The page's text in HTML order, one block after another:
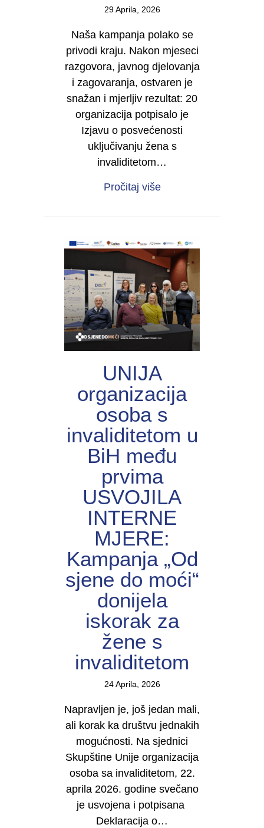
29 Aprila, 2026
Naša kampanja polako se
privodi kraju. Nakon mjeseci
razgovora, javnog djelovanja
i zagovaranja, ostvaren je
snažan i mjerljiv rezultat: 20
organizacija potpisalo je
Izjavu o posvećenosti
uključivanju žena s
invaliditetom…
Pročitaj višeabout Od sjene do
UNIJА
organizacija
osoba s
invaliditetom u
BiH među
prvima
USVOJILA
INTERNE
MJERE:
Kampanja „Od
sjene do moći“
donijela
iskorak za
žene s
invaliditetom
24 Aprila, 2026
Napravljen je, još jedan mali,
ali korak ka društvu jednakih
mogućnosti. Na sjednici
Skupštine Unije organizacija
osoba sa invaliditetom, 22.
aprila 2026. godine svečano
je usvojena i potpisana
Deklaracija o…